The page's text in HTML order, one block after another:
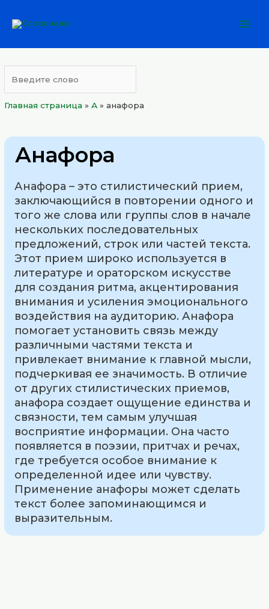
Главная страница »А »анафора
Анафора
Анафора – это стилистический прием,
заключающийся в повторении одного и
того же слова или группы слов в начале
нескольких последовательных
предложений, строк или частей текста.
Этот прием широко используется в
литературе и ораторском искусстве
для создания ритма, акцентирования
внимания и усиления эмоционального
воздействия на аудиторию. Анафора
помогает установить связь между
различными частями текста и
привлекает внимание к главной мысли,
подчеркивая ее значимость. В отличие
от других стилистических приемов,
анафора создает ощущение единства и
связности, тем самым улучшая
восприятие информации. Она часто
появляется в поэзии, притчах и речах,
где требуется особое внимание к
определенной идее или чувству.
Применение анафоры может сделать
текст более запоминающимся и
выразительным.